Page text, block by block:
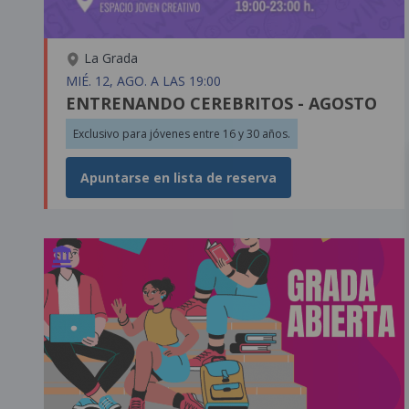
La Grada
MIÉ. 12, AGO. A LAS 19:00
ENTRENANDO CEREBRITOS - AGOSTO
Exclusivo para jóvenes entre 16 y 30 años.
Apuntarse en lista de reserva